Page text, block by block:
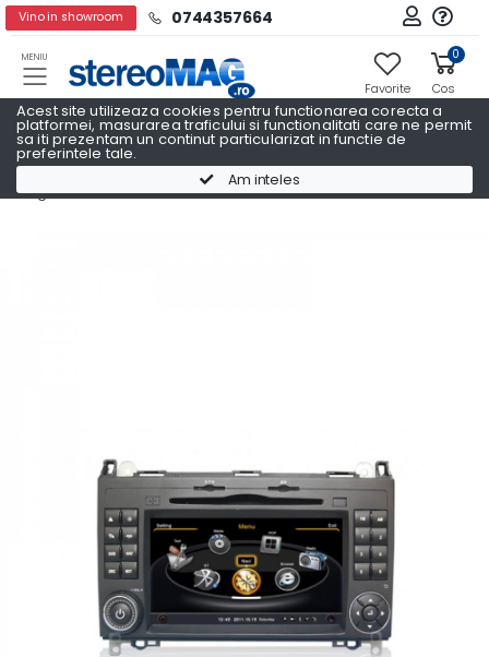
Acest site utilizeaza cookies pentru functionarea corecta a
platformei, masurarea traficului si functionalitati care ne permit
sa iti prezentam un continut particularizat in functie de
preferintele tale.
Am inteles
Vino in showroom 0744357664
MENIU
Favorite
0
Cos
Navigatii Auto Dedicate
Navigatii Auto Dedicate MERCEDES BENZ